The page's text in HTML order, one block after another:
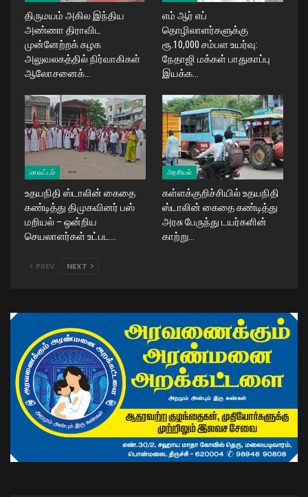
திருமயம் அகில இந்திய
அண்ணா திராவிட
முன்னேற்றக் கழக
அலுவலகத்தில் நிர்வாகிகள்
ஆலோசனைக்…
எம் ஆர் எப்
தொழிலாளர்களுக்கு
ரூ.10,000 சம்பள உயர்வு:
நேதாஜி மக்கள் பாதுகாப்பு
இயக்க…
மாவட்டம்
உதயநிதி ஸ்டாலின் கைதை
கண்டித்து திமுகவினர் பஸ்
மறியல் – ஒன்றிய
செயலாளர்கள் உட்பட…
அரசியல்
கள்ளக்குறிச்சியில் உதயநிதி
ஸ்டாலின் கைதை கண்டித்து
அரசு பேருந்து டயர்களின்
காற்று…
PREV NEXT